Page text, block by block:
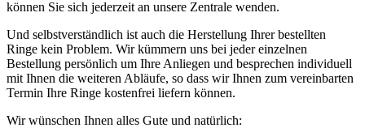
können Sie sich jederzeit an unsere Zentrale wenden.
Und selbstverständlich ist auch die Herstellung Ihrer bestellten
Ringe kein Problem. Wir kümmern uns bei jeder einzelnen
Bestellung persönlich um Ihre Anliegen und besprechen individuell
mit Ihnen die weiteren Abläufe, so dass wir Ihnen zum vereinbarten
Termin Ihre Ringe kostenfrei liefern können.
Wir wünschen Ihnen alles Gute und natürlich: